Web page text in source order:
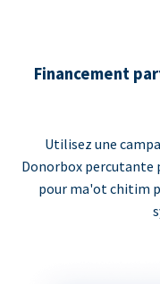
Financement
Utilisez une
Donorbox percutante
pour ma'ot chitim